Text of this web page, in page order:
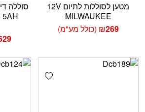
מטען לסוללות לתיום 12V
MILWAUKEE
₪269 (כולל מע"מ)
Add wishlist